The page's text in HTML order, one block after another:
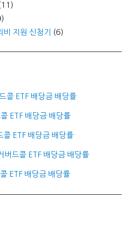
지원 신청기
(6)
콜 ETF 배당금 배당률
ETF 배당금 배당률
ETF 배당금 배당률
드콜 ETF 배당금 배당률
ETF 배당금 배당률